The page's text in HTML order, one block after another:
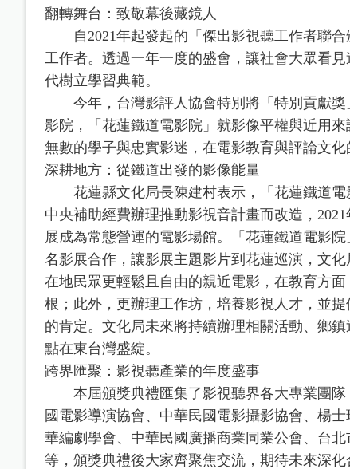
翻轉舞台：致敬幕後藏鏡人
自2021年起發起的「傑出影視聽工作者聯合
工作者。透過一年一度的盛會，讓社會大眾看
代樹立學習典範。
今年，台灣影評人協會特別將「特別貢獻獎
影院，「花蓮鐵道電影院」就影像平權與近用
無數的學子與忠實影迷，在電影教育與評論文化
深耕地方：從鐵道出發的影像能量
花蓮縣文化局長陳建村表示，「花蓮鐵道電
中央補助經費辦理推動影視音計畫而改造，
展成為常態營運的電影場館。「花蓮鐵道電影
名影展合作，讓影展主題影片到花蓮巡演，文
在地民眾更輕鬆且自由的親近電影，在教育方
根；此外，更辦理工作坊，培養影視人才，並
的肯定。文化局未來將持續辦理相關活動、鄉
點在東台灣盛綻。
跨界匯聚：影視聽產業的年度盛事
本屆頒獎典禮匯集了影視聽界各大專業團隊
國電影導演協會、中華民國電影攝影協會、楊
華編劇學會、中華民國廣播商業同業公會、台
等，頒獎典禮後大家齊聚焦交流，期待未來深